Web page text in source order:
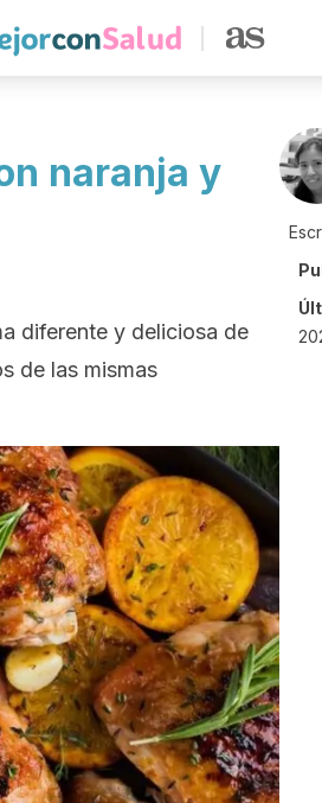
naranja y
diferente y deliciosa de
de las mismas